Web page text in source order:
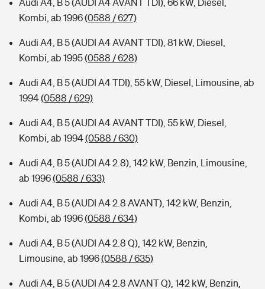
Audi A4, B 5 (AUDI A4 AVANT TDI), 66 kW, Diesel,
Kombi, ab 1996(0588 / 627)
Audi A4, B 5 (AUDI A4 AVANT TDI), 81 kW, Diesel,
Kombi, ab 1995(0588 / 628)
Audi A4, B 5 (AUDI A4 TDI), 55 kW, Diesel, Limousine, ab
1994(0588 / 629)
Audi A4, B 5 (AUDI A4 AVANT TDI), 55 kW, Diesel,
Kombi, ab 1994(0588 / 630)
Audi A4, B 5 (AUDI A4 2.8), 142 kW, Benzin, Limousine,
ab 1996(0588 / 633)
Audi A4, B 5 (AUDI A4 2.8 AVANT), 142 kW, Benzin,
Kombi, ab 1996(0588 / 634)
Audi A4, B 5 (AUDI A4 2.8 Q), 142 kW, Benzin,
Limousine, ab 1996(0588 / 635)
Audi A4, B 5 (AUDI A4 2.8 AVANT Q), 142 kW, Benzin,